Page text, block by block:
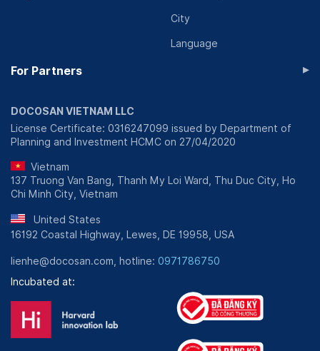
City
Language
For Partners ▸
DOCOSAN VIETNAM LLC
License Certificate: 0316247099 issued by Department of
Planning and Investment HCMC on 27/04/2020
Vietnam
137 Truong Van Bang, Thanh My Loi Ward, Thu Duc City, Ho
Chi Minh City, Vietnam
United States
16192 Coastal Highway, Lewes, DE 19958, USA
lienhe@docosan.com, hotline: 0971786750
Incubated at: